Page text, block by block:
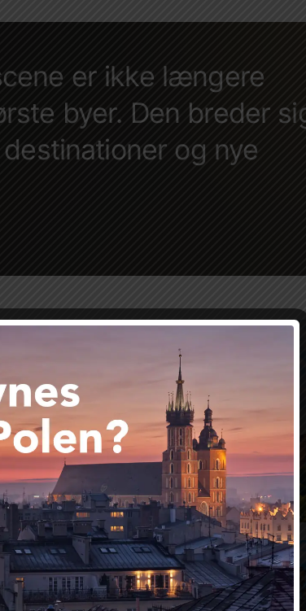
er ikke længere
byer. Den breder
og nye
WARSZAWA
Hovedstadens
kulinariske puls